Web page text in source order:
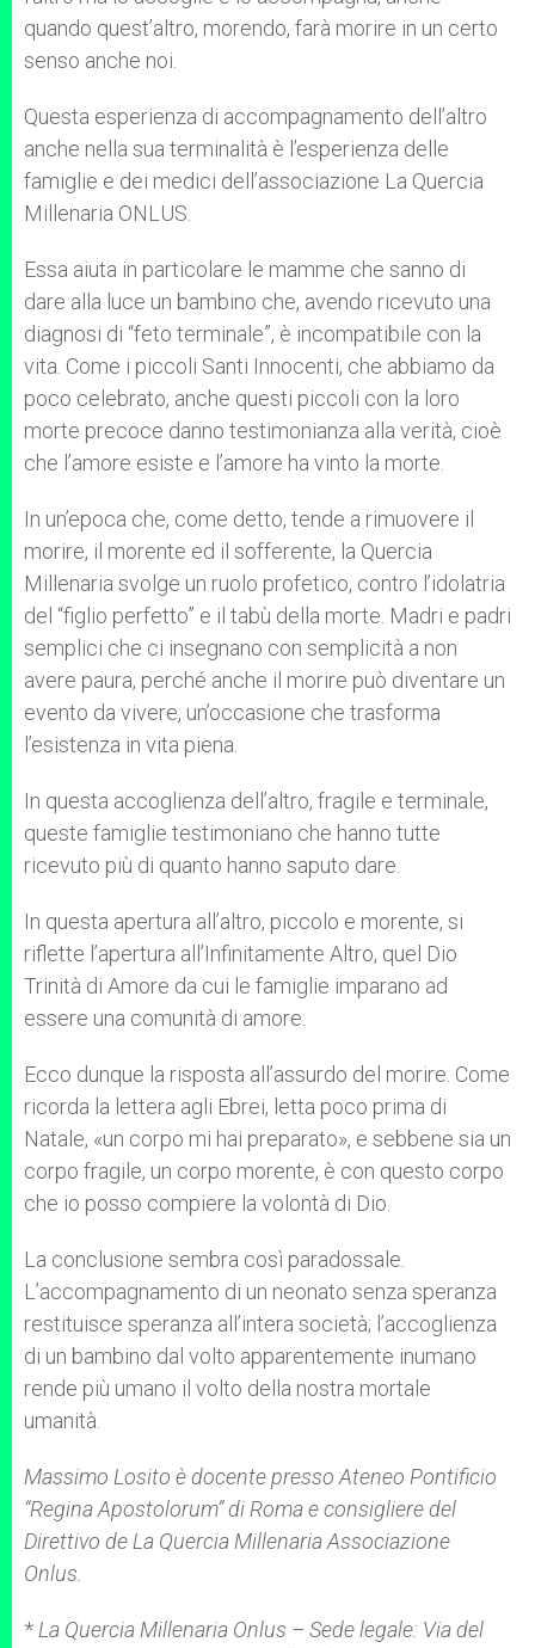
quando quest’altro, morendo, farà morire in un certo
senso anche noi.
Questa esperienza di accompagnamento dell’altro
anche nella sua terminalità è l’esperienza delle
famiglie e dei medici dell’associazione La Quercia
Millenaria ONLUS.
Essa aiuta in particolare le mamme che sanno di
dare alla luce un bambino che, avendo ricevuto una
diagnosi di “feto terminale”, è incompatibile con la
vita. Come i piccoli Santi Innocenti, che abbiamo da
poco celebrato, anche questi piccoli con la loro
morte precoce danno testimonianza alla verità, cioè
che l’amore esiste e l’amore ha vinto la morte.
In un’epoca che, come detto, tende a rimuovere il
morire, il morente ed il sofferente, la Quercia
Millenaria svolge un ruolo profetico, contro l’idolatria
del “figlio perfetto” e il tabù della morte. Madri e padri
semplici che ci insegnano con semplicità a non
avere paura, perché anche il morire può diventare un
evento da vivere, un’occasione che trasforma
l’esistenza in vita piena.
In questa accoglienza dell’altro, fragile e terminale,
queste famiglie testimoniano che hanno tutte
ricevuto più di quanto hanno saputo dare.
In questa apertura all’altro, piccolo e morente, si
riflette l’apertura all’Infinitamente Altro, quel Dio
Trinità di Amore da cui le famiglie imparano ad
essere una comunità di amore.
Ecco dunque la risposta all’assurdo del morire. Come
ricorda la lettera agli Ebrei, letta poco prima di
Natale, «un corpo mi hai preparato», e sebbene sia un
corpo fragile, un corpo morente, è con questo corpo
che io posso compiere la volontà di Dio.
La conclusione sembra così paradossale.
L’accompagnamento di un neonato senza speranza
restituisce speranza all’intera società; l’accoglienza
di un bambino dal volto apparentemente inumano
rende più umano il volto della nostra mortale
umanità.
Massimo Losito è docente presso Ateneo Pontificio
“Regina Apostolorum” di Roma e consigliere del
Direttivo de La Quercia Millenaria Associazione
Onlus.
* La Quercia Millenaria Onlus – Sede legale: Via del